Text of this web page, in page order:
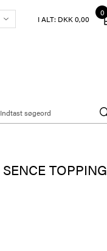
0
I ALT: DKK 0,00
TOPPING